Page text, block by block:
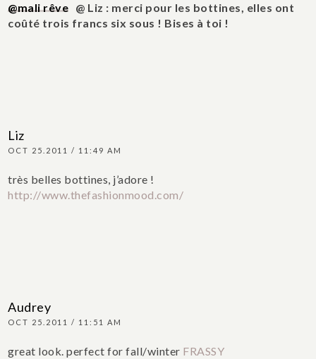
@mali rêve @ Liz : merci pour les bottines, elles ont
coûté trois francs six sous ! Bises à toi !
Liz
OCT 25.2011 / 11:49 AM
très belles bottines, j’adore !
http://www.thefashionmood.com/
Audrey
OCT 25.2011 / 11:51 AM
great look. perfect for fall/winter FRASSY